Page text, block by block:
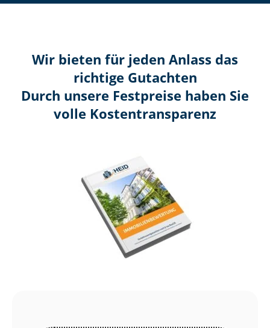
Wir bieten für jeden Anlass das
richtige Gutachten
Durch unsere Festpreise haben Sie
volle Kosten­transparenz